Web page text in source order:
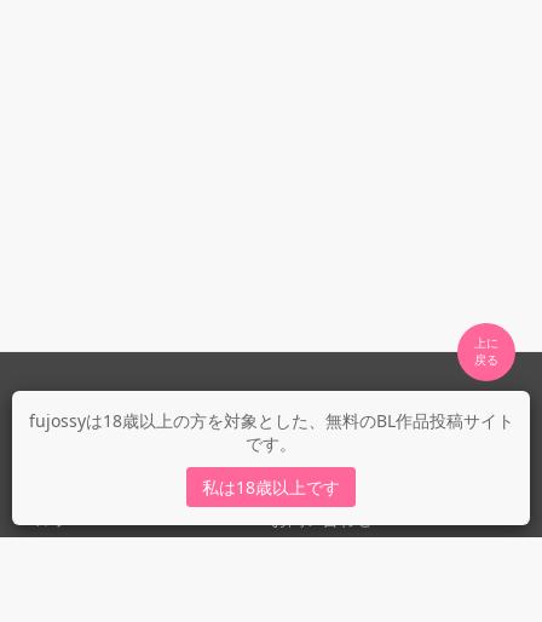
fujossyは18歳以上の方を対象とした、無料のBL作品投稿サイト
です。
私は18歳以上です
上に
fujossyについて
fujossy運営ブログ